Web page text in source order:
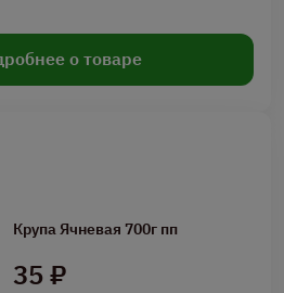
о товаре
Крупа Ячневая 700г пп
35 ₽